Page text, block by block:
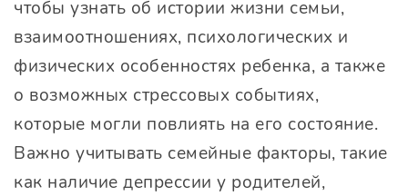
чтобы узнать об истории жизни семьи,
взаимоотношениях, психологических и
физических особенностях ребенка, а также
о возможных стрессовых событиях,
которые могли повлиять на его состояние.
Важно учитывать семейные факторы, такие
как наличие депрессии у родителей,